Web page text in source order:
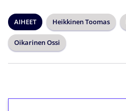
AIHEET Heikkinen Toomas
Oikarinen Ossi